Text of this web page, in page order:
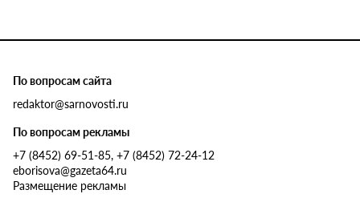
По вопросам сайта
redaktor@sarnovosti.ru
По вопросам рекламы
+7 (8452) 69-51-85, +7 (8452) 72-24-12
eborisova@gazeta64.ru
Размещение рекламы